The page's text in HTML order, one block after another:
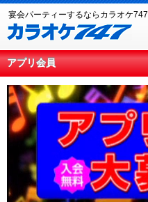
宴会パーティーするならカラオケ747
アプリ会員